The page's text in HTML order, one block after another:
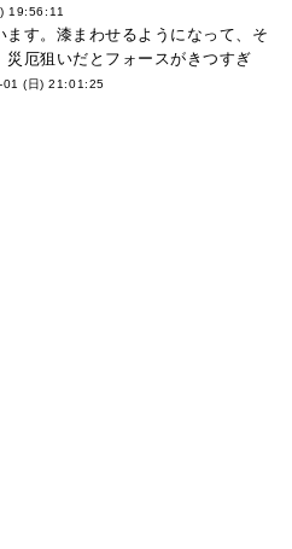
19:56:11
ます。漆まわせるようになって、そ
災厄狙いだとフォースがきつすぎ
01 (日) 21:01:25